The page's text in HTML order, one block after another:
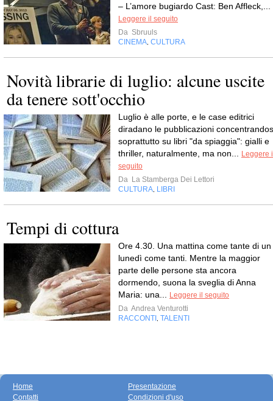
– L’amore bugiardo Cast: Ben Affleck,...
Leggere il seguito
Da Sbruuls
CINEMA CULTURA
Novità librarie di luglio: alcune uscite
da tenere sott'occhio
Luglio è alle porte, e le case editrici
diradano le pubblicazioni
soprattutto su libri "da spiaggia": gialli e
thriller, naturalmente, ma non...
Leggere
seguito
Da La Stamberga Dei Lettori
CULTURA LIBRI
Tempi di cottura
Ore 4.30. Una mattina come tante di un
lunedì come tanti. Mentre la maggior
parte delle persone sta ancora
dormendo, suona la sveglia di Anna
Maria: una...
Leggere il seguito
Da Andrea Venturotti
RACCONTI
TALENTI
Home
Contatti
Presentazione
Condizioni d'uso